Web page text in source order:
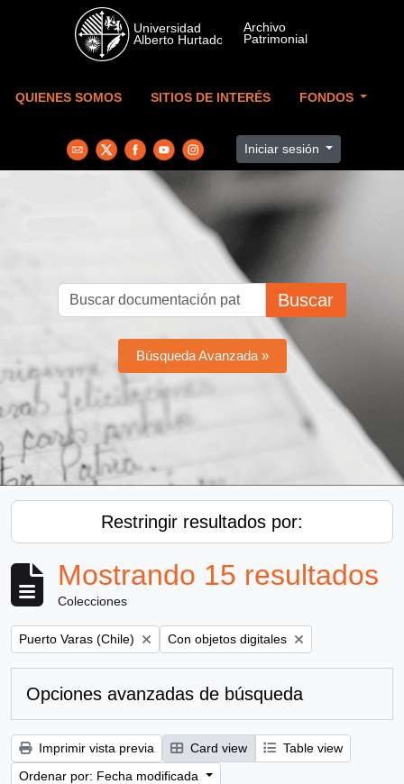
Skip to main content
QUIENES SOMOS SITIOS DE INTERÉS FONDOS
Iniciar sesión
Buscar
Búsqueda Avanzada »
Restringir resultados por:
Mostrando 15 resultados
Colecciones
Remove filter:
Puerto Varas (Chile) Remove filter:
Con objetos digitales
Opciones avanzadas de búsqueda
Imprimir vista previa Card view
Table view
Ordenar por: Fecha modificada